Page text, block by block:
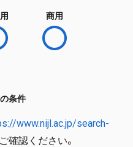
商用
条件
www.nijl.ac.jp/search-
確認ください。